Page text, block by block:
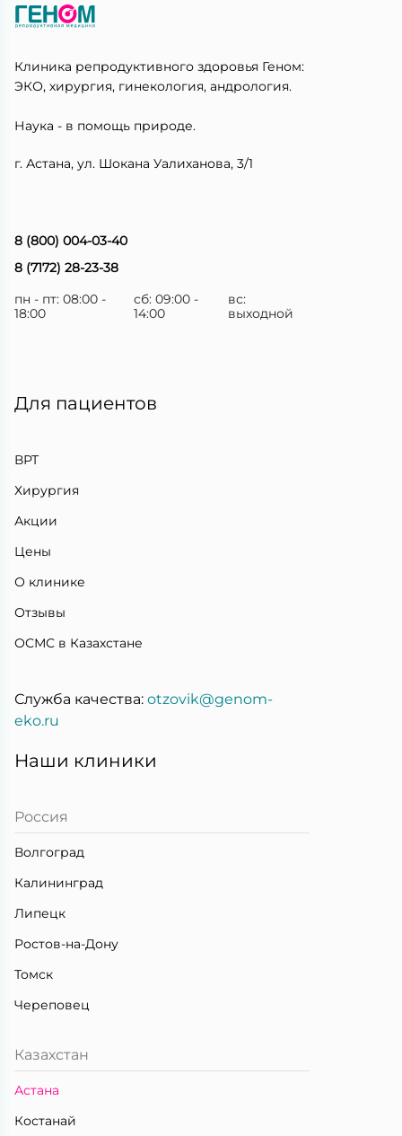
Клиника репродуктивного здоровья Геном:
ЭКО, хирургия, гинекология, андрология.
Наука - в помощь природе.
г. Астана, ул. Шокана Уалиханова, 3/1
8 (800) 004-03-40
8 (7172) 28-23-38
пн - пт: 08:00 -
18:00
сб: 09:00 -
14:00
вс:
выходной
Для пациентов
ВРТ
Хирургия
Акции
Цены
О клинике
Отзывы
ОСМС в Казахстане
Служба качества: otzovik@genom-
eko.ru
Наши клиники
Россия
Волгоград
Калининград
Липецк
Ростов-на-Дону
Томск
Череповец
Казахстан
Астана
Костанай